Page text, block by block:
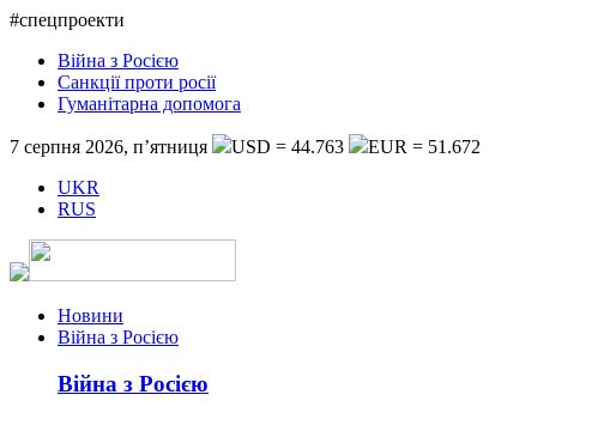
#спецпроекти
Війна з Росією
Санкції проти росії
Гуманітарна допомога
7 серпня 2026, п’ятниця USD = 44.763
EUR = 51.672
UKR
RUS
Новини
Війна з Росією
Війна з Росією